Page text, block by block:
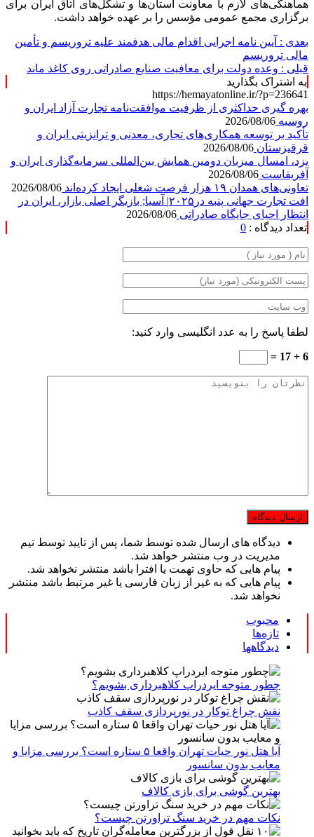
هماهنگی‌های لازم با معاونت استان‌ها و تشکل‌های اتاق ایران برای
برگزاری مجمع عمومی مؤسس را بر عهده خواهد داشت.
بعدی : آیین نامه اجرایی اقدام مالی هدفمند علیه تروریسم و تأمین
مالی تروریسم
قبلی : وعده دولت برای معافیت صنایع صادراتی روی کاغذ ماند
به اشتراک بگذارید
https://hemayatonline.ir/?p=236641
بهره گیری حداکثری از ظرفیت موافقت‌نامه تجارت آزاد ایران و
روسیه 2026/08/06
تأکید بر توسعه همکاری‌های تجاری، معدنی و ترانزیتی ایران و
قرقیزستان 2026/08/06
یزد، امسال میزبان دومین همایش بین‌المللی سرمایه‌گذاری ایران و
آفریقاست 2026/08/06
تعاونی‌های همدان ۱۹ هزار فرصت شغلی ایجاد کرده‌اند
2026/08/06
افت تجارت جهانی پنبه در۲۰۲۵| آسیا; بازیگر اصلی بازار، ایران در
انتظار احیای جایگاه صادراتی 2026/08/06
تعداد دیدگاه : 0
لطفا پاسخ را به عدد انگلیسی وارد کنید:
6 + 17 =
دیدگاه های ارسال شده توسط شما، پس از تایید توسط تیم
مدیریت در وب منتشر خواهد شد.
پیام هایی که حاوی تهمت یا افترا باشد منتشر نخواهد شد.
پیام هایی که به غیر از زبان فارسی یا غیر مرتبط باشد منتشر
نخواهد شد.
محبوب
تازه‌ها
دیدگاهها
چطور متوجه ایردراپ کلاهبرداری بشویم؟
نقش چراغ توکار در نورپردازی سقف کاذب
آیا هتل نور حیات تهران واقعا ۵ ستاره است؟ بررسی مزایا و
معایب بدون سانسور
بهترین گوشی برای بازی کالاف
نکات مهم در خرید سنگ تراورتن چیست؟